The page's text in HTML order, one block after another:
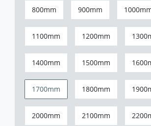
800mm 900mm
1100mm 1200mm
1400mm 1500mm
1700mm 1800mm
2000mm 2100mm